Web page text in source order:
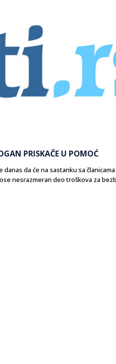
PRISKAČE U POMOĆ
danas da će na sastanku sa članicama
nesrazmeran deo troškova za